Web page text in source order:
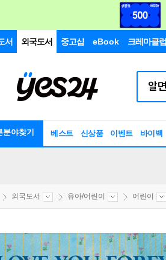
서 외국도서 중고샵 eBook 크레마클럽
분야찾기 베스트 신상품 이벤트 바이백
외국도서 유아/어린이 어린이